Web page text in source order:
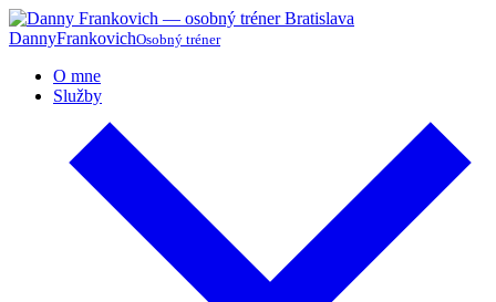
DannyFrankovichOsobný tréner
O mne
Služby